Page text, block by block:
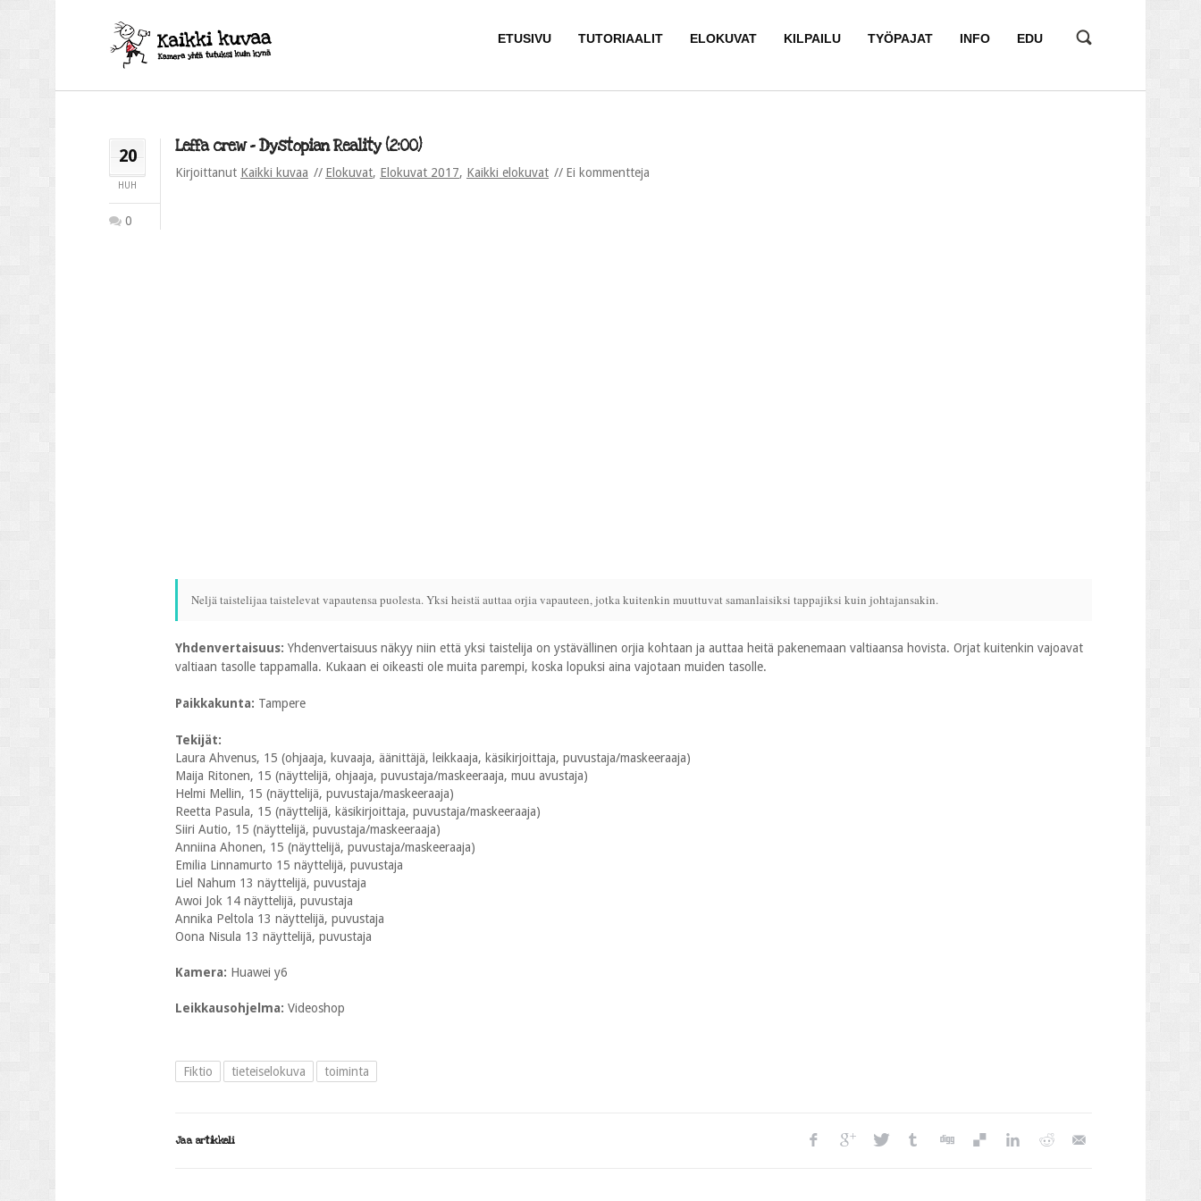
ETUSIVU TUTORIAALIT ELOKUVAT KILPAILU TYÖPAJAT INFO EDU
20
HUH
0
Leffa crew – Dystopian Reality (2:00)
Kirjoittanut Kaikki kuvaa Elokuvat, Elokuvat 2017, Kaikki elokuvat Ei kommentteja
Neljä taistelijaa taistelevat vapautensa puolesta. Yksi heistä auttaa orjia vapauteen, jotka kuitenkin muuttuvat samanlaisiksi tappajiksi kuin johtajansakin.
Yhdenvertaisuus: Yhdenvertaisuus näkyy niin että yksi taistelija on ystävällinen orjia kohtaan ja auttaa heitä pakenemaan valtiaansa hovista. Orjat kuitenkin vajoavat
valtiaan tasolle tappamalla. Kukaan ei oikeasti ole muita parempi, koska lopuksi aina vajotaan muiden tasolle.
Paikkakunta: Tampere
Tekijät:
Laura Ahvenus, 15 (ohjaaja, kuvaaja, äänittäjä, leikkaaja, käsikirjoittaja, puvustaja/maskeeraaja)
Maija Ritonen, 15 (näyttelijä, ohjaaja, puvustaja/maskeeraaja, muu avustaja)
Helmi Mellin, 15 (näyttelijä, puvustaja/maskeeraaja)
Reetta Pasula, 15 (näyttelijä, käsikirjoittaja, puvustaja/maskeeraaja)
Siiri Autio, 15 (näyttelijä, puvustaja/maskeeraaja)
Anniina Ahonen, 15 (näyttelijä, puvustaja/maskeeraaja)
Emilia Linnamurto 15 näyttelijä, puvustaja
Liel Nahum 13 näyttelijä, puvustaja
Awoi Jok 14 näyttelijä, puvustaja
Annika Peltola 13 näyttelijä, puvustaja
Oona Nisula 13 näyttelijä, puvustaja
Kamera: Huawei y6
Leikkausohjelma: Videoshop
Fiktio tieteiselokuva toiminta
Jaa artikkeli